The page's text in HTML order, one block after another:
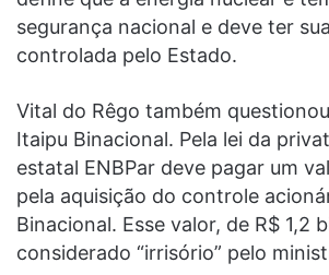
segurança nacional e deve ter
controlada pelo Estado.
Vital do Rêgo também
Itaipu Binacional. Pela lei da
estatal ENBPar deve pagar um
pela aquisição do controle
Binacional. Esse valor, de R$ 1,2
considerado “irrisório” pelo